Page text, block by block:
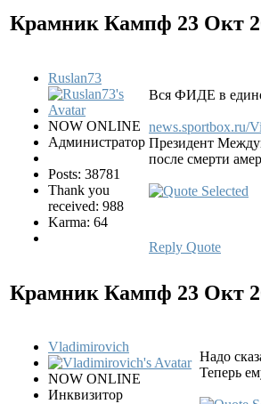
Крамник Кампф 23 Окт
Ruslan73
NOW ONLINE
Администратор
Posts: 38781
Thank you
received: 988
Karma: 64
Вся ФИДЕ в
news.sportbox.ru/
Президент
после смерти
Reply Quote
Крамник Кампф 23 Окт
Vladimirovich
NOW ONLINE
Инквизитор
Надо
Теперь